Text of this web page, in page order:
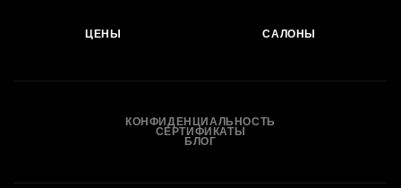
ЦЕНЫ САЛОНЫ
КОНФИДЕНЦИАЛЬНОСТЬ
СЕРТИФИКАТЫ
БЛОГ